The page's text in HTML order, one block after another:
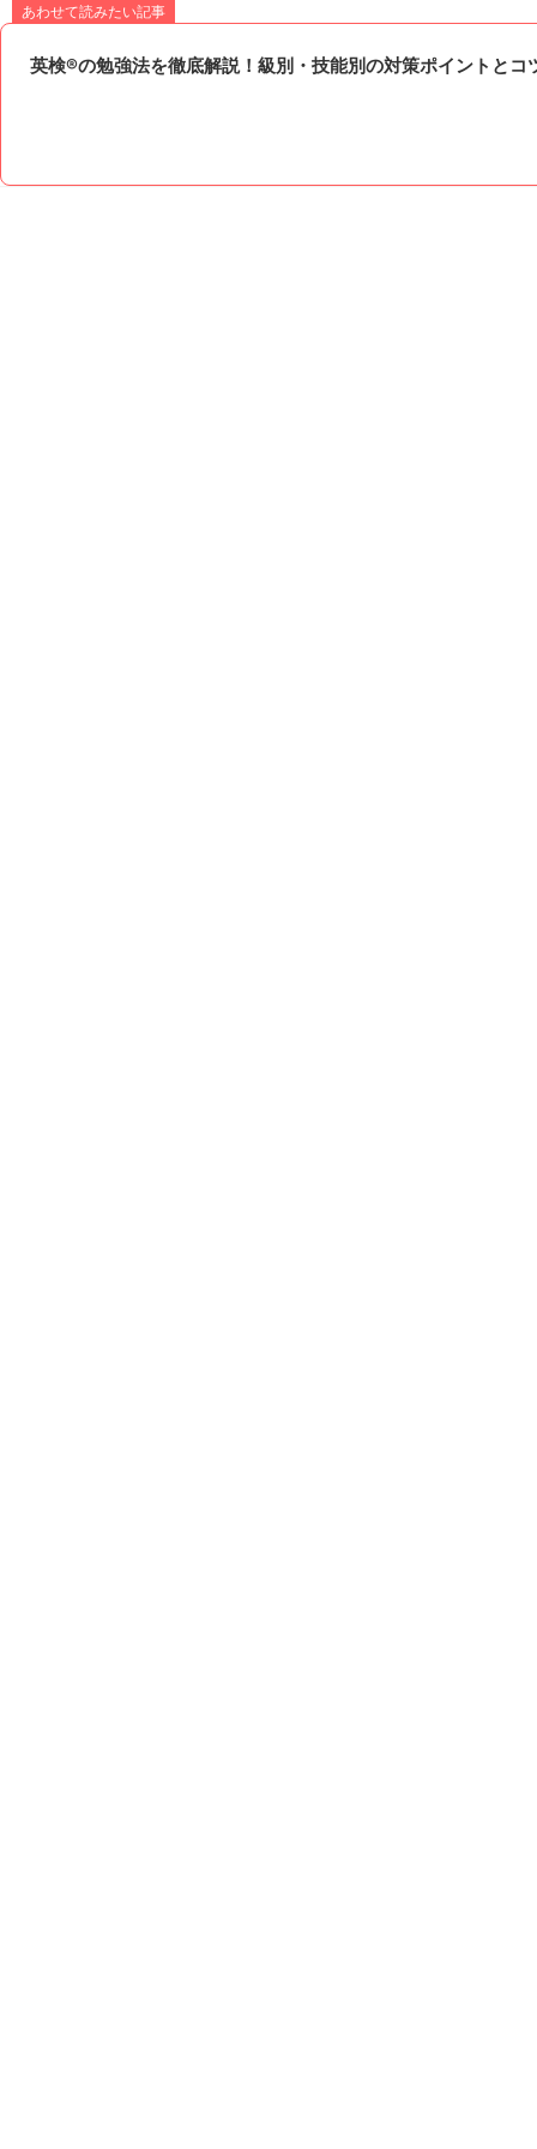
あわせて読みたい記事
英検®の勉強法を徹底解説！級別・技能別の対策ポイントとコ